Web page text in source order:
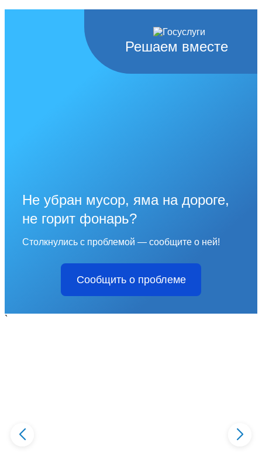
Решаем вместе
Не убран мусор, яма на дороге,
не горит фонарь?
Столкнулись с проблемой — сообщите о ней!
Сообщить о проблеме
`